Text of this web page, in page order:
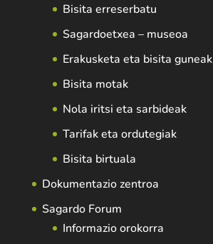
Bisita erreserbatu
Sagardoetxea – museoa
Erakusketa eta bisita guneak
Bisita motak
Nola iritsi eta sarbideak
Tarifak eta ordutegiak
Bisita birtuala
Dokumentazio zentroa
Sagardo Forum
Informazio orokorra